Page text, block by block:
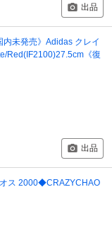
出品
内未発売》Adidas クレイ
Red(IF2100)27.5cm《復
出品
ス 2000◆CRAZYCHAO